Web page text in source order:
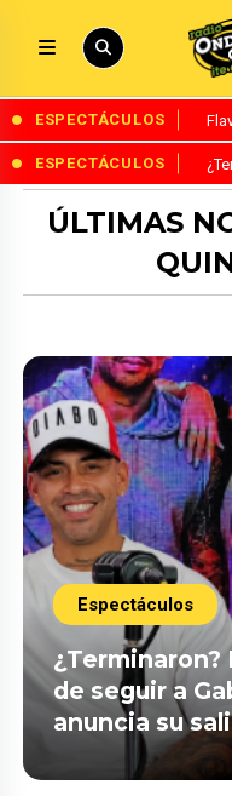
ESPECTÁCULOS
ESPECTÁCULOS
ÚLTIMAS
Espectáculos
¿Terminaron?
de seguir a
anuncia su